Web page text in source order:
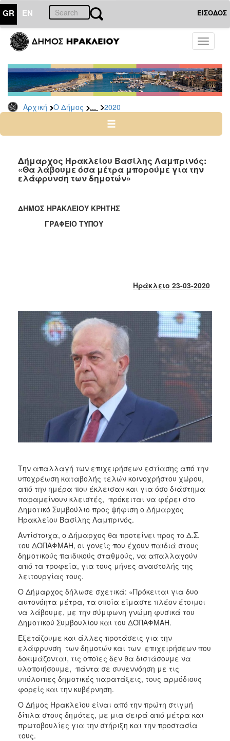
GR EN ΕΙΣΟΔΟΣ
Toggle
Αρχική Ο Δήμος ... 2020
ΔΗΜΟΣ
Δελτία
Τύπου
Αρχείο
2026
2024
2022
2021
2012
2011
2010
ΠΟΛΙΤΙΣΜΟΣ
ΑΝΘΕΚΤΙΚΗ
ΠΟΛΗ
Δήμαρχος Ηρακλείου Βασίλης Λαμπρινός:
«Θα λάβουμε όσα μέτρα μπορούμε για την
ελάφρυνση των δημοτών»
ΔΗΜΟΣ ΗΡΑΚΛΕΙΟΥ ΚΡΗΤΗΣ
ΓΡΑΦΕΙΟ ΤΥΠΟΥ
Ηράκλειο 23-03-2020
Την απαλλαγή των επιχειρήσεων εστίασης από την
υποχρέωση καταβολής τελών κοινοχρήστου χώρου,
από την ημέρα που έκλεισαν και για όσο διάστημα
παραμείνουν κλειστές, πρόκειται να φέρει στο
Δημοτικό Συμβούλιο προς ψήφιση ο Δήμαρχος
Ηρακλείου Βασίλης Λαμπρινός.
Αντίστοιχα, ο Δήμαρχος θα προτείνει προς το Δ.Σ.
του ΔΟΠΑΦΜΑΗ, οι γονείς που έχουν παιδιά στους
δημοτικούς παιδικούς σταθμούς, να απαλλαγούν
από τα τροφεία, για τους μήνες αναστολής της
λειτουργίας τους.
Ο Δήμαρχος δήλωσε σχετικά: «Πρόκειται για δυο
αυτονόητα μέτρα, τα οποία είμαστε πλέον έτοιμοι
να λάβουμε, με την σύμφωνη γνώμη φυσικά του
Δημοτικού Συμβουλίου και του ΔΟΠΑΦΜΑΗ.
Εξετάζουμε και άλλες προτάσεις για την
ελάφρυνση των δημοτών και των επιχειρήσεων που
δοκιμάζονται, τις οποίες δεν θα διστάσουμε να
υλοποιήσουμε, πάντα σε συνεννόηση με τις
υπόλοιπες δημοτικές παρατάξεις, τους αρμόδιους
φορείς και την κυβέρνηση.
Ο Δήμος Ηρακλείου είναι από την πρώτη στιγμή
δίπλα στους δημότες, με μια σειρά από μέτρα και
πρωτοβουλίες για την στήριξη και την προστασία
τους.